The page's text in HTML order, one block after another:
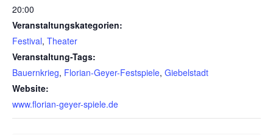
20:00
Veranstaltungskategorien:
Festival, Theater
Veranstaltung-Tags:
Bauernkrieg, Florian-Geyer-Festspiele, Giebelstadt
Website:
www.florian-geyer-spiele.de